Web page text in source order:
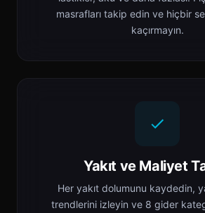
masrafları takip edin ve hiçbir
kaçırmayın.
Yakıt ve Maliyet
Her yakıt dolumunu kaydedin,
trendlerini izleyin ve 8 gider